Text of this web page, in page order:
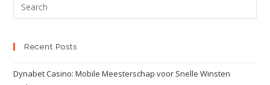
Recent Posts
Dynabet Casino: Mobile Meesterschap voor Snelle Winsten